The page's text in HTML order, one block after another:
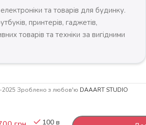
та товарів для будинку.
принтерів, гаджетів,
товарів та техніки за вигідними
2025 Зроблено з любов'ю DAAART STUDIO
100 в